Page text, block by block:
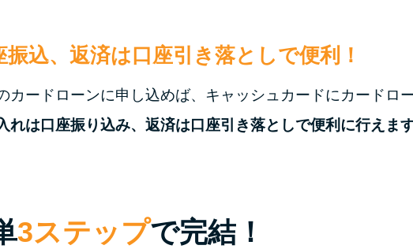
込、返済は口座引き落としで便利！
カードローンに申し込めば、キャッシュカードにカードロ
れは口座振り込み、返済は口座引き落としで便利に行えます
3ステップで完結！